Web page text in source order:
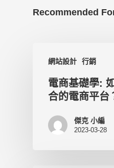
Recommended
網站設計 行銷
電商基礎學:
合的電商平台
傑克 小編
2023-03-28